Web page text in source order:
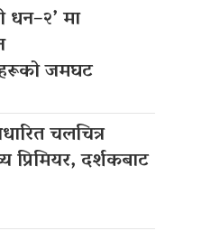
धन–२’ मा
जमघट
चलचित्र
दर्शकबाट